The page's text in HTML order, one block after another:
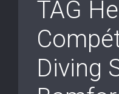
TAG
Diving